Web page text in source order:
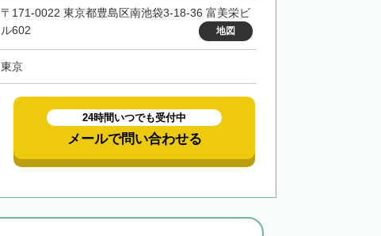
〒171-0022 東京都豊島区南池袋3-18-36 富美栄ビ
ル602
地図
東京
24時間いつでも受付中
メールで問い合わせる